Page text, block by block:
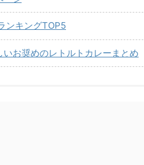
ンキングTOP5
お奨めのレトルトカレーまとめ